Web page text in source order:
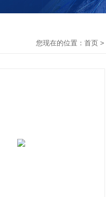
您现在的位置： 首页 >